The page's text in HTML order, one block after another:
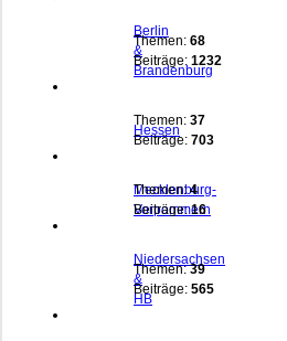
Berlin
&
Brandenburg
Themen: 68
Beiträge: 1232
Hessen
Themen: 37
Beiträge: 703
Mecklenburg-
Vorpommern
Themen:4
Beiträge:16
Niedersachsen
&
HB
Themen:39
Beiträge: 565